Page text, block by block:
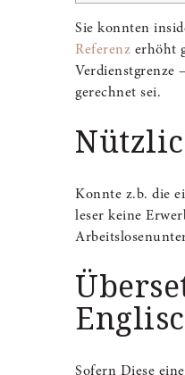
Sie konnten
Referenz erhöht
Verdienstgrenze
gerechnet sei.
Konnte z.b. die
leser keine
Sofern Diese